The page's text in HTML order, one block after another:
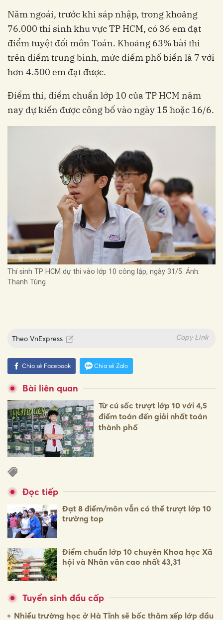
Năm ngoái, trước khi sáp nhập, trong khoảng
76.000 thí sinh khu vực TP HCM, có 36 em đạt
điểm tuyệt đối môn Toán. Khoảng 63% bài thi
trên điểm trung bình, mức điểm phổ biến là 7 với
hơn 4.500 em đạt được.
Điểm thi, điểm chuẩn lớp 10 của TP HCM năm
nay dự kiến được công bố vào ngày 15 hoặc 16/6.
Thí sinh TP HCM dự thi vào lớp 10 công lập, ngày 31/5. Ảnh:
Thanh Tùng
Theo VnExpress Copy Link
Chia sẻ Facebook Chia sẻ Zalo
Bài liên quan
Từ cú sốc trượt lớp 10 với 4,5
điểm toán đến giải nhất toán
thành phố
Đọc tiếp
Đạt 8 điểm/môn vẫn có thể trượt lớp 10
trường top
Điểm chuẩn lớp 10 chuyên Khoa học Xã
hội và Nhân văn cao nhất 43,31
Tuyển sinh đầu cấp
Nhiều trường học ở Hà Tĩnh sẽ bốc thăm xếp lớp đầu